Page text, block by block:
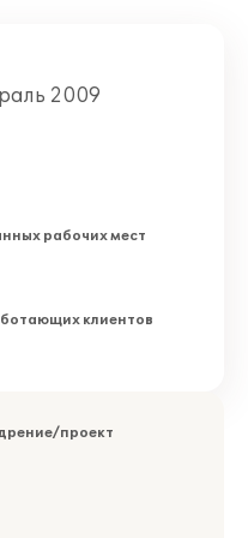
2009
рабочих мест
клиентов
проект